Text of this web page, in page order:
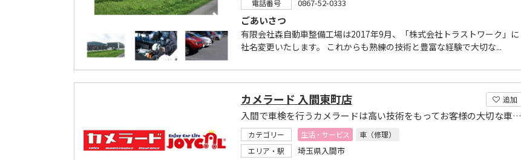
電話番号 0867-52-0333
ごあいさつ
有限会社森自動車整備工場は2017年9月、「株式会社トラストワーク」に
社名変更いたします。 これからも熟練の技術と豊富な経験で大切な...
追加
カメラード 入間東町店
入間で車検を行うカメラードは高い技術をもってお客様の大切な車を丁寧に扱います
カテゴリー 生活・サービス
車（修理）
エリア・駅
埼玉県入間市